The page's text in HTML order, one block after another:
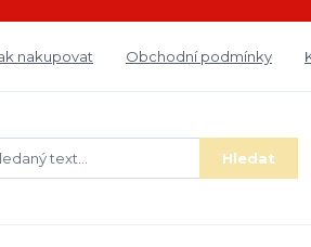
nakupovat Obchodní podmínky
Hledat